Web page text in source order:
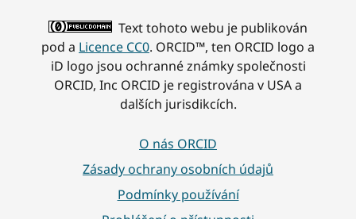
Text tohoto webu je publikován
pod a Licence CC0. ORCID™, ten ORCID logo a
iD logo jsou ochranné známky společnosti
ORCID, Inc ORCID je registrována v USA a
dalších jurisdikcích.
O nás ORCID
Zásady ochrany osobních údajů
Podmínky používání